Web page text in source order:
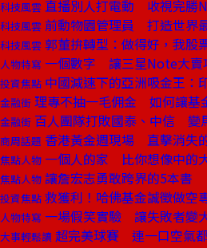
科技風雲 直播別人打電動 收視完勝
科技風雲 前動物園管理員 打造世界
科技風雲 郭董拚轉型：做得好，我股
人物特寫 一個數字 讓三星Note大賣
投資焦點 中國減速下的亞洲吸金王：
金融街 理專不抽一毛佣金 如何讓基
金融街 百人團隊打敗國泰、中信 變
商周話題 香港黃金週現場 直擊消失
焦點人物 一個人的家 比你想像中的
焦點人物 讓詹宏志勇敢跨界的5本書
投資焦點 救獲利！哈佛基金誠徵做空
人物特寫 一場假笑實驗 讓失敗者變
大事輕鬆讀 超完美球賽 連一口空氣